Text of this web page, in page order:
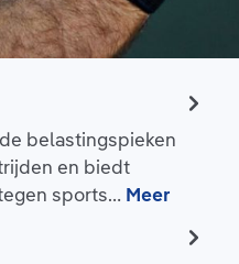
belastingspieken
en biedt
sports… Meer